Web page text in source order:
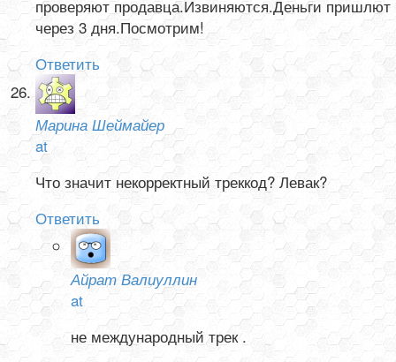
проверяют продавца.Извиняются.Деньги пришлют
через 3 дня.Посмотрим!
Ответить
Марина Шеймайер
at
Что значит некорректный треккод? Левак?
Ответить
Айрат Валиуллин
at
не международный трек .